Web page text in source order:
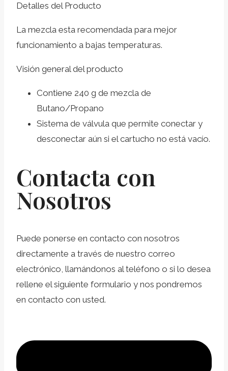
Detalles del Producto
La mezcla esta recomendada para mejor
funcionamiento a bajas temperaturas.
Visión general del producto
Contiene 240 g de mezcla de
Butano/Propano
Sistema de válvula que permite conectar y
desconectar aún si el cartucho no está vacío.
Contacta con
Nosotros
Puede ponerse en contacto con nosotros
directamente a través de nuestro correo
electrónico, llamándonos al teléfono o si lo desea
rellene el siguiente formulario y nos pondremos
en contacto con usted.